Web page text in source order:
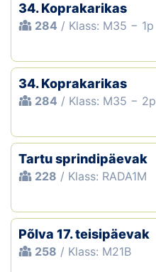
34. Koprakarikas
284 / Klass: M35 − 1p
34. Koprakarikas
284 / Klass: M35 − 2p
Tartu sprindipäevak
228 / Klass: RADA1M
Põlva 17. teisipäevak
258 / Klass: M21B